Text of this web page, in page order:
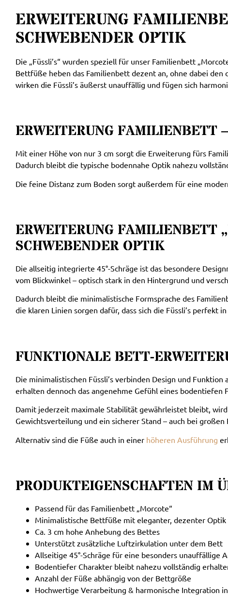
ERWEITERUNG
CHWEBENDER OPTIK
Die „Füssli’s“ wurden speziell für unser Familienbett
Bettfüße heben das Familienbett dezent an, ohne dabei
wirken die Füssli’s äußerst unauffällig und fügen sich
ERWEITERUNG FAMILIENBETT
Mit einer Höhe von nur 3 cm sorgt die Erweiterung fürs
Dadurch bleibt die typische bodennahe Optik nahezu
Die feine Distanz zum Boden sorgt außerdem für eine
ERWEITERUNG FAMILIENBETT
SCHWEBENDER OPTIK
Die allseitig integrierte 45°-Schräge ist das besondere
vom Blickwinkel – optisch stark in den Hintergrund und
Dadurch bleibt die minimalistische Formsprache des
die klaren Linien sorgen dafür, dass sich die Füssli’s perfekt
FUNKTIONALE BETT-
Die minimalistischen Füssli’s verbinden Design und
erhalten dennoch das angenehme Gefühl eines bodentiefen
Damit jederzeit maximale Stabilität gewährleistet bleibt,
Gewichtsverteilung und ein sicherer Stand – auch bei
Alternativ sind die Füße auch in einer höheren Ausführung
PRODUKTEIGENSCHAFTEN IM
Passend für das Familienbett „Morcote“
Minimalistische Bettfüße mit eleganter, dezenter Optik
Ca. 3 cm hohe Anhebung des Bettes
Unterstützt zusätzliche Luftzirkulation unter dem Bett
Allseitige 45°-Schräge für eine besonders unauffällige
Bodentiefer Charakter bleibt nahezu vollständig
Anzahl der Füße abhängig von der Bettgröße
Hochwertige Verarbeitung & harmonische Integration